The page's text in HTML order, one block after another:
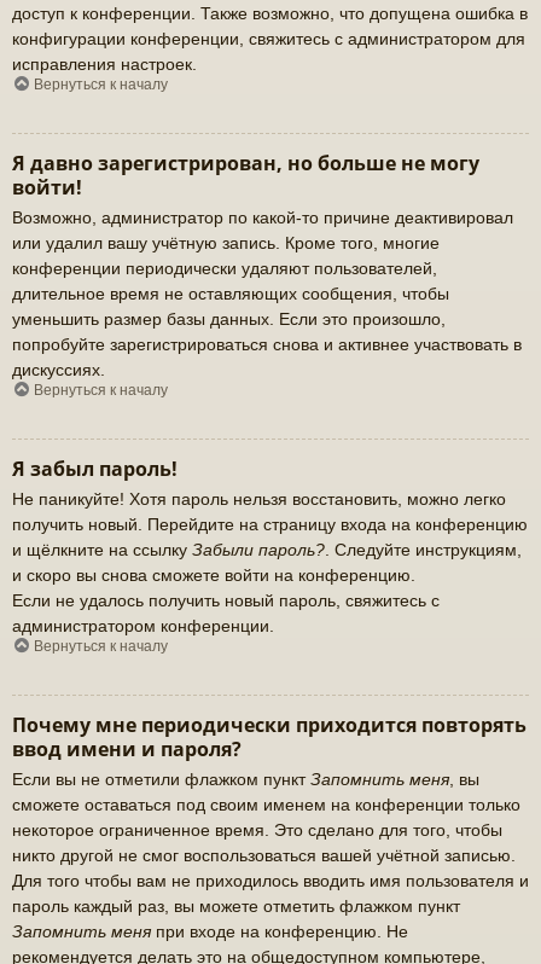
доступ к конференции. Также возможно, что допущена ошибка в
конфигурации конференции, свяжитесь с администратором для
исправления настроек.
Вернуться к началу
Я давно зарегистрирован, но больше не могу
войти!
Возможно, администратор по какой-то причине деактивировал
или удалил вашу учётную запись. Кроме того, многие
конференции периодически удаляют пользователей,
длительное время не оставляющих сообщения, чтобы
уменьшить размер базы данных. Если это произошло,
попробуйте зарегистрироваться снова и активнее участвовать в
дискуссиях.
Вернуться к началу
Я забыл пароль!
Не паникуйте! Хотя пароль нельзя восстановить, можно легко
получить новый. Перейдите на страницу входа на конференцию
и щёлкните на ссылку Забыли пароль? . Следуйте инструкциям,
и скоро вы снова сможете войти на конференцию.
Если не удалось получить новый пароль, свяжитесь с
администратором конференции.
Вернуться к началу
Почему мне периодически приходится повторять
ввод имени и пароля?
Если вы не отметили флажком пунктЗапомнить меня , вы
сможете оставаться под своим именем на конференции только
некоторое ограниченное время. Это сделано для того, чтобы
никто другой не смог воспользоваться вашей учётной записью.
Для того чтобы вам не приходилось вводить имя пользователя и
пароль каждый раз, вы можете отметить флажком пункт
Запомнить меня при входе на конференцию. Не
рекомендуется делать это на общедоступном компьютере,